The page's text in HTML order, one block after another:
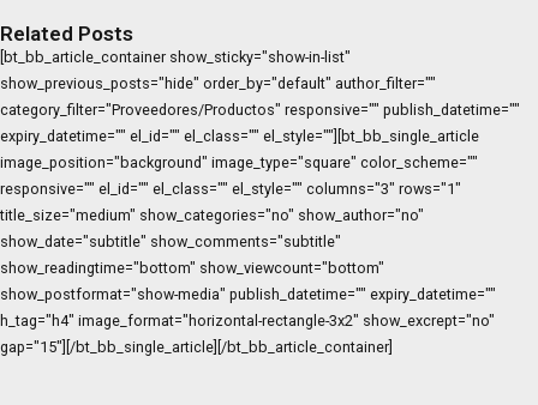
Related Posts
[bt_bb_article_container show_sticky="show-in-list"
show_previous_posts="hide" order_by="default" author_filter=""
category_filter="Proveedores/Productos" responsive="" publish_datetime=""
expiry_datetime="" el_id="" el_class="" el_style=""][bt_bb_single_article
image_position="background" image_type="square" color_scheme=""
responsive="" el_id="" el_class="" el_style="" columns="3" rows="1"
title_size="medium" show_categories="no" show_author="no"
show_date="subtitle" show_comments="subtitle"
show_readingtime="bottom" show_viewcount="bottom"
show_postformat="show-media" publish_datetime="" expiry_datetime=""
h_tag="h4" image_format="horizontal-rectangle-3x2" show_excrept="no"
gap="15"][/bt_bb_single_article][/bt_bb_article_container]